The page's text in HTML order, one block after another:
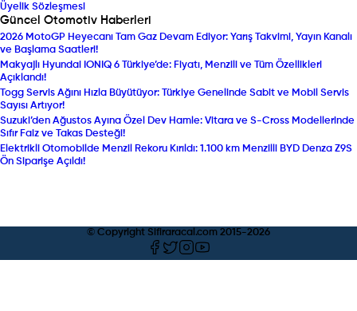
Üyelik Sözleşmesi
Güncel Otomotiv Haberleri
2026 MotoGP Heyecanı Tam Gaz Devam Ediyor: Yarış Takvimi, Yayın Kanalı
ve Başlama Saatleri!
Makyajlı Hyundai IONIQ 6 Türkiye’de: Fiyatı, Menzili ve Tüm Özellikleri
Açıklandı!
Togg Servis Ağını Hızla Büyütüyor: Türkiye Genelinde Sabit ve Mobil Servis
Sayısı Artıyor!
Suzuki’den Ağustos Ayına Özel Dev Hamle: Vitara ve S-Cross Modellerinde
Sıfır Faiz ve Takas Desteği!
Elektrikli Otomobilde Menzil Rekoru Kırıldı: 1.100 km Menzilli BYD Denza Z9S
Ön Siparişe Açıldı!
© Copyright Sifiraracal.com 2015-2026